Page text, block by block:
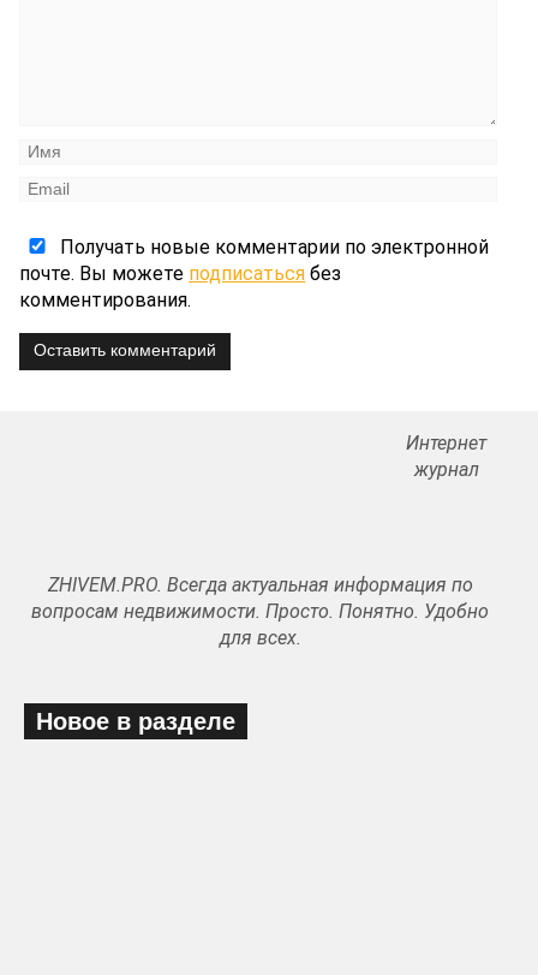
Получать новые комментарии по электронной
почте. Вы можете подписаться без
комментирования.
Оставить комментарий
Интернет
журнал
ZHIVEM.PRO. Всегда актуальная информация по
вопросам недвижимости. Просто. Понятно. Удобно
для всех.
Новое в разделе